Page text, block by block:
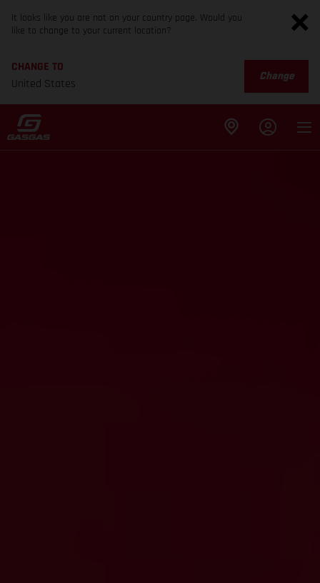
It looks like you are not on your country page. Would you
like to change to your current location?
CHANGE TO
United States
Change